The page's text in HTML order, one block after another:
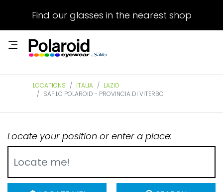
Find our glasses in the nearest shop
LOCATIONS ITALIA
LAZIO
SAFILO POLAROID - PROVINCIA DI VITERBO
Locate your position or enter a place: